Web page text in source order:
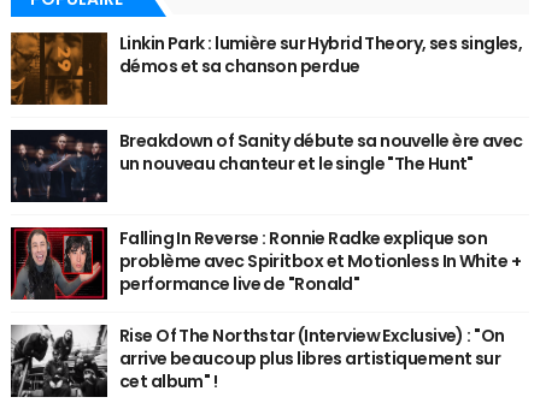
Linkin Park : lumière sur Hybrid Theory, ses singles,
démos et sa chanson perdue
Breakdown of Sanity débute sa nouvelle ère avec
un nouveau chanteur et le single "The Hunt"
Falling In Reverse : Ronnie Radke explique son
problème avec Spiritbox et Motionless In White +
performance live de "Ronald"
Rise Of The Northstar (Interview Exclusive) : "On
arrive beaucoup plus libres artistiquement sur
cet album" !